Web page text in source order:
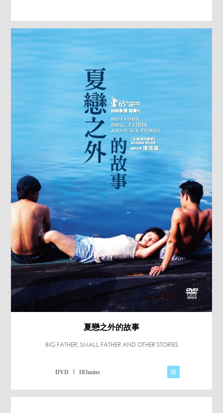
夏戀之外的故事
BIG FATHER, SMALL FATHER AND OTHER STORIES
DVD 103mins 越